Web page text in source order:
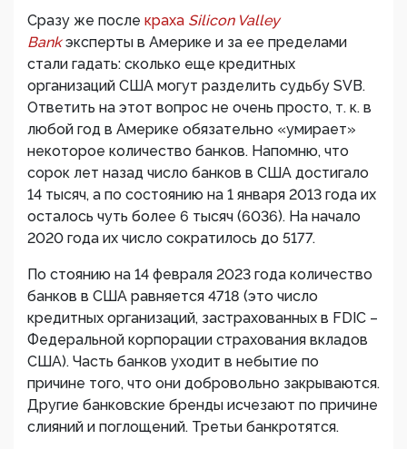
Сразу же после краха Silicon Valley
Bankэксперты в Америке и за ее пределами
стали гадать: сколько еще кредитных
организаций США могут разделить судьбу SVB.
Ответить на этот вопрос не очень просто, т. к. в
любой год в Америке обязательно «умирает»
некоторое количество банков. Напомню, что
сорок лет назад число банков в США достигало
14 тысяч, а по состоянию на 1 января 2013 года их
осталось чуть более 6 тысяч (6036). На начало
2020 года их число сократилось до 5177.
По стоянию на 14 февраля 2023 года количество
банков в США равняется 4718 (это число
кредитных организаций, застрахованных в FDIC –
Федеральной корпорации страхования вкладов
США). Часть банков уходит в небытие по
причине того, что они добровольно закрываются.
Другие банковские бренды исчезают по причине
слияний и поглощений. Третьи банкротятся.